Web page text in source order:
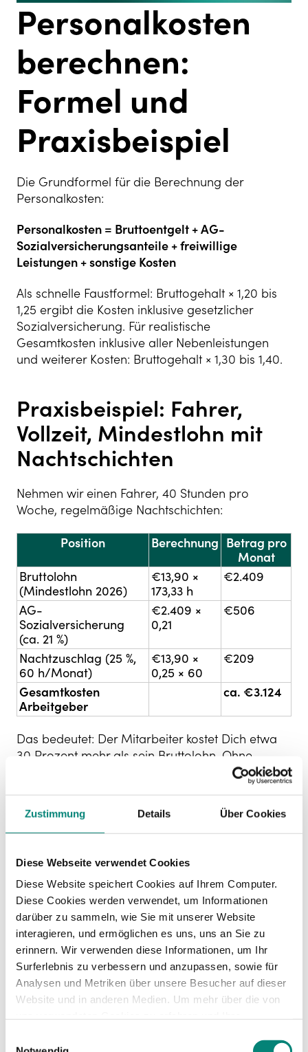
Zustimmung Details Über Cookies
Diese Webseite verwendet Cookies
Diese Website speichert Cookies auf Ihrem Computer.
Diese Cookies werden verwendet, um Informationen
darüber zu sammeln, wie Sie mit unserer Website
interagieren, und ermöglichen es uns, uns an Sie zu
erinnern. Wir verwenden diese Informationen, um Ihr
Surferlebnis zu verbessern und anzupassen, sowie für
Analysen und Metriken über unsere Besucher auf dieser
Website und in anderen Medien. Um mehr über die von
Datenschutzerklärung
Personalkosten
berechnen:
Formel und
Praxisbeispiel
Die Grundformel für die Berechnung der
Personalkosten:
Personalkosten = Bruttoentgelt + AG-
Sozialversicherungsanteile + freiwillige
Leistungen + sonstige Kosten
Als schnelle Faustformel: Bruttogehalt × 1,20 bis
1,25 ergibt die Kosten inklusive gesetzlicher
Sozialversicherung. Für realistische
Gesamtkosten inklusive aller Nebenleistungen
und weiterer Kosten: Bruttogehalt × 1,30 bis 1,40.
Praxisbeispiel: Fahrer,
Vollzeit, Mindestlohn mit
Nachtschichten
Nehmen wir einen Fahrer, 40 Stunden pro
Woche, regelmäßige Nachtschichten:
Position Berechnung Betrag pro
Monat
Bruttolohn
(Mindestlohn 2026)
€13,90 ×
173,33 h
€2.409
AG-
Sozialversicherung
(ca. 21 %)
€2.409 ×
0,21
€506
Nachtzuschlag (25 %,
60 h/Monat)
€13,90 ×
0,25 × 60
€209
Gesamtkosten
Arbeitgeber
ca. €3.124
Das bedeutet: Der Mitarbeiter kostet Dich etwa
30 Prozent mehr als sein Bruttolohn. Ohne
Recruiting- oder Einarbeitungskosten, ohne
Jede Zahl in dieser Tabelle muss stimmen, bevor
sie an Deinen Steuerberater oder zu DATEV geht.
Beispiel nur, wenn der Zuschlag korrekt
dokumentiert ist und die gesetzlichen
Voraussetzungen erfüllt sind. Fehler hier kosten
bei einer Betriebsprüfung.
Was das Beispiel zeigt:Für einen einzelnen
Fahrer auf Mindestlohn liegen Deine
tatsächlichen monatlichen Kosten bei rund
€3.124. Bei zehn solcher Fahrer im Team: über
€31.000 pro Monat. Die Lücke zwischen "was im
kostet" ist erheblich. Und sie ist vollständig